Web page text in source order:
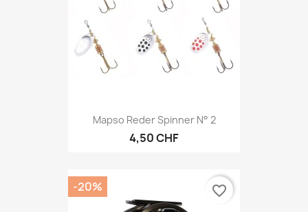
Mapso Reder Spinner N° 2
4,50 CHF
-20% favorite_border